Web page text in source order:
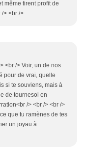
même tirent profit de
/> <br />
<br /> Voir, un de nos
pour de vrai, quelle
si te souviens, mais à
de tournesol en
/> <br /> <br />
que tu ramènes de tes
un joyau à